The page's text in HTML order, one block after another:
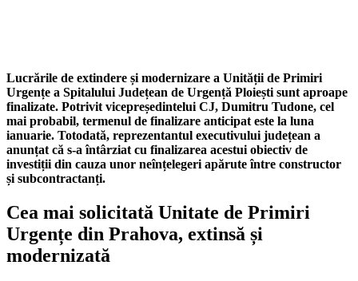
Lucrările de extindere și modernizare a Unității de Primiri
Urgențe a Spitalului Județean de Urgență Ploiești sunt aproape
finalizate. Potrivit vicepreședintelui CJ, Dumitru Tudone, cel
mai probabil, termenul de finalizare anticipat este la luna
ianuarie. Totodată, reprezentantul executivului județean a
anunțat că s-a întârziat cu finalizarea acestui obiectiv de
investiții din cauza unor neînțelegeri apărute între constructor
și subcontractanți.
Cea mai solicitată Unitate de Primiri
Urgențe din Prahova, extinsă și
modernizată